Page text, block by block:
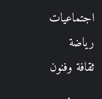
اجتماعيات
رياضة
ثقافة وفنون